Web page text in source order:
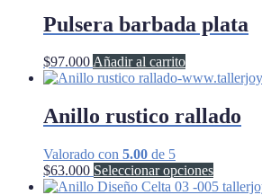
Pulsera barbada plata
$97.000Añadir al carrito
Anillo rustico rallado
Valorado con 5.00 de 5
$63.000 Seleccionar opcionesEste
producto